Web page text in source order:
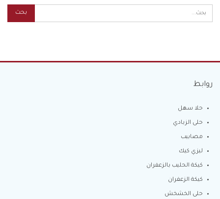
روابط
حلا سهل
حلى الزبادي
مصابيب
ليزي كيك
كيكة الحليب بالزعفران
كيكة الزعفران
حلى الخشخش